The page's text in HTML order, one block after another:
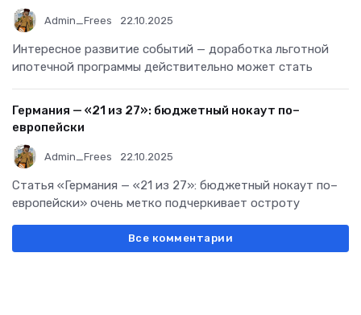
Admin_Frees 22.10.2025
Интересное развитие событий — доработка льготной
ипотечной программы действительно может стать
Германия — «21 из 27»: бюджетный нокаут по–
европейски
Admin_Frees 22.10.2025
Статья «Германия — «21 из 27»: бюджетный нокаут по–
европейски» очень метко подчеркивает остроту
Все комментарии